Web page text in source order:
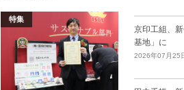
特集
京印工組、
基地」に
2026年07月25